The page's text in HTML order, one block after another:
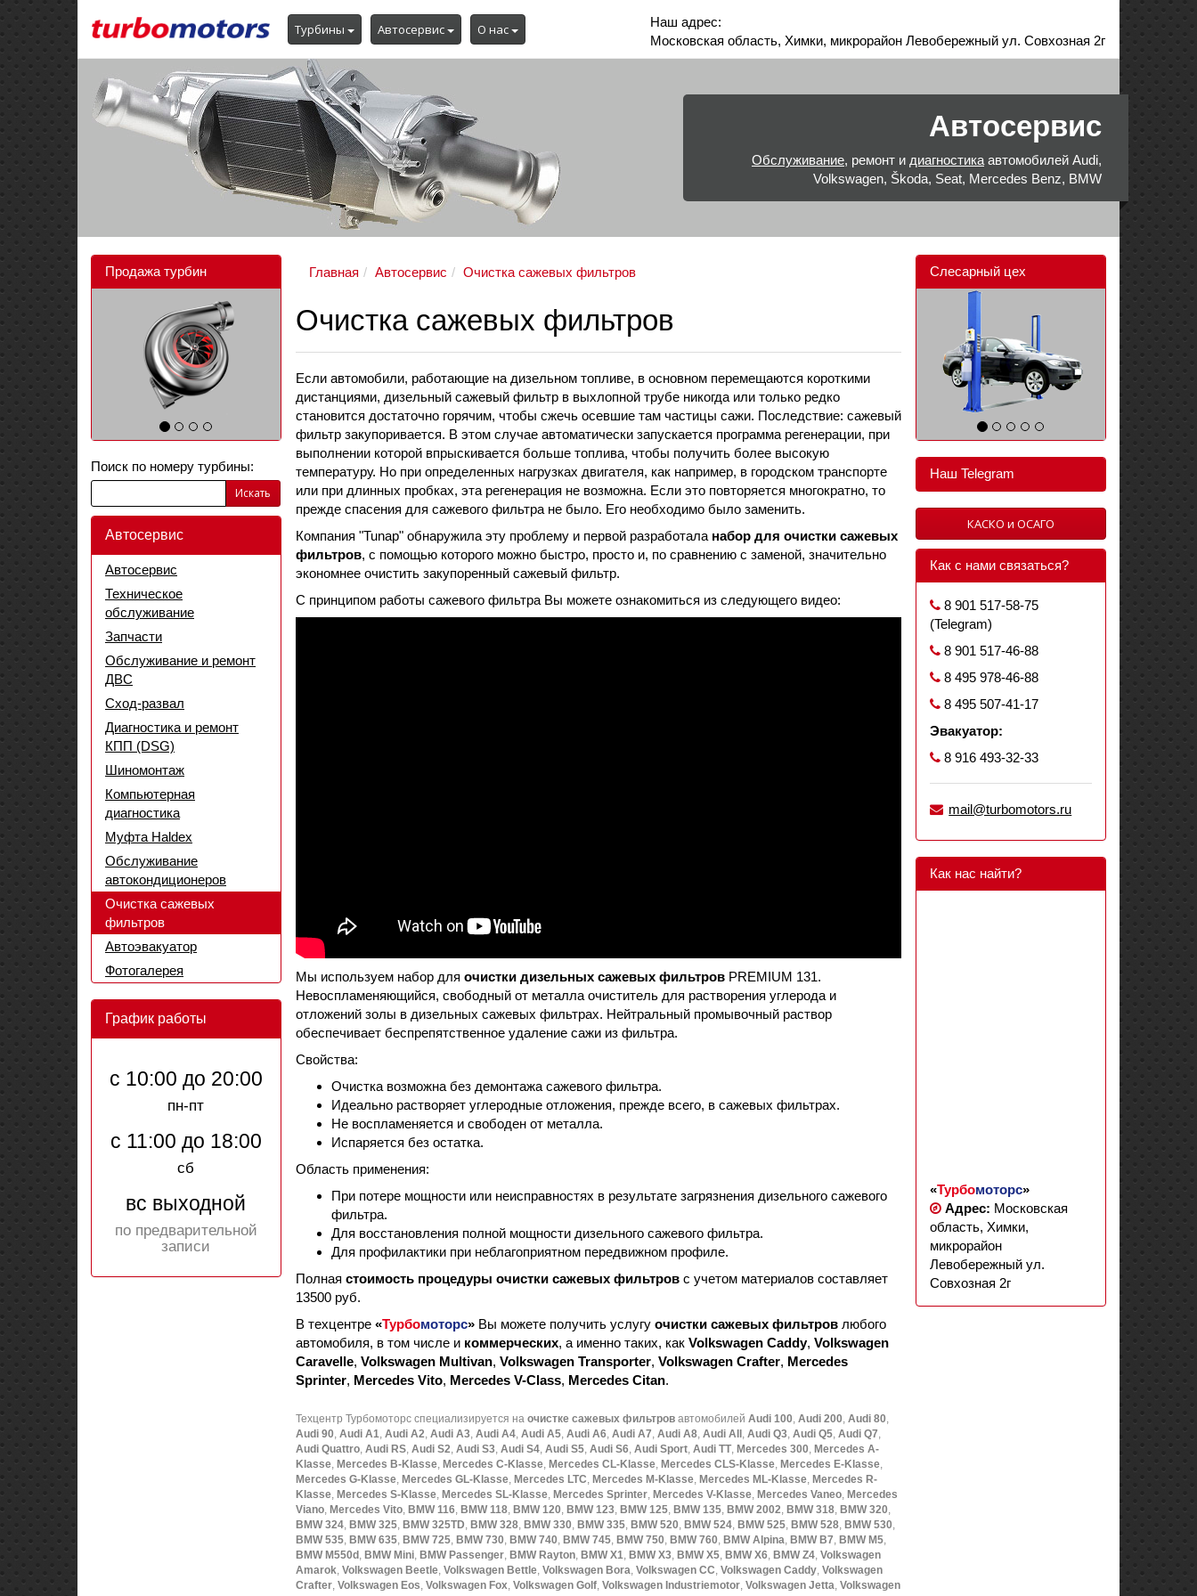
Турбины Автосервис О нас
Наш адрес:
Московская область, Химки, микрорайон Левобережный ул. Совхозная 2г
Автосервис
Обслуживание, ремонт и диагностика автомобилей Audi,
Volkswagen, Škoda, Seat, Mercedes Benz, BMW
Продажа турбин
Поиск по номеру турбины:
Искать
Автосервис
Автосервис
Техническое
обслуживание
Запчасти
Обслуживание и ремонт
ДВС
Сход-развал
Диагностика и ремонт
КПП (DSG)
Шиномонтаж
Компьютерная
диагностика
Муфта Haldex
Обслуживание
автокондиционеров
Очистка сажевых
фильтров
Автоэвакуатор
Фотогалерея
График работы
с 10:00 до 20:00
пн-пт
с 11:00 до 18:00
сб
вс выходной
по предварительной
записи
Главная Автосервис Очистка сажевых фильтров
Очистка сажевых фильтров
Если автомобили, работающие на дизельном топливе, в основном перемещаются короткими
дистанциями, дизельный сажевый фильтр в выхлопной трубе никогда или только редко
становится достаточно горячим, чтобы сжечь осевшие там частицы сажи. Последствие: сажевый
фильтр закупоривается. В этом случае автоматически запускается программа регенерации, при
выполнении которой впрыскивается больше топлива, чтобы получить более высокую
температуру. Но при определенных нагрузках двигателя, как например, в городском транспорте
или при длинных пробках, эта регенерация не возможна. Если это повторяется многократно, то
прежде спасения для сажевого фильтра не было. Его необходимо было заменить.
Компания "Tunap" обнаружила эту проблему и первой разработала набор для очистки сажевых
фильтров, с помощью которого можно быстро, просто и, по сравнению с заменой, значительно
экономнее очистить закупоренный сажевый фильтр.
С принципом работы сажевого фильтра Вы можете ознакомиться из следующего видео:
Мы используем набор для очистки дизельных сажевых фильтровPREMIUM 131.
Невоспламеняющийся, свободный от металла очиститель для растворения углерода и
отложений золы в дизельных сажевых фильтрах. Нейтральный промывочный раствор
обеспечивает беспрепятственное удаление сажи из фильтра.
Свойства:
Очистка возможна без демонтажа сажевого фильтра.
Идеально растворяет углеродные отложения, прежде всего, в сажевых фильтрах.
Не воспламеняется и свободен от металла.
Испаряется без остатка.
Область применения:
При потере мощности или неисправностях в результате загрязнения дизельного сажевого
фильтра.
Для восстановления полной мощности дизельного сажевого фильтра.
Для профилактики при неблагоприятном передвижном профиле.
Полная стоимость процедуры очистки сажевых фильтровс учетом материалов составляет
13500 руб.
В техцентре «Турбомоторс»Вы можете получить услугу очистки сажевых фильтровлюбого
автомобиля, в том числе и коммерческих, а именно таких, как Volkswagen Caddy, Volkswagen
Caravelle, Volkswagen Multivan, Volkswagen Transporter, Volkswagen Crafter, Mercedes
Sprinter, Mercedes Vito, Mercedes V-Class, Mercedes Citan.
Техцентр Турбомоторс специализируется на очистке сажевых фильтровавтомобилей Audi 100 Audi 200 Audi 80
Audi 90 Audi A1 Audi A2 Audi A3, Audi A4, Audi A5, Audi A6 Audi A7 Audi A8, Audi All, Audi Q3, Audi Q5, Audi Q7
Audi Quattro, Audi RS, Audi S2 Audi S3, Audi S4, Audi S5, Audi S6 Audi Sport, Audi TT, Mercedes 300 Mercedes A-
Klasse, Mercedes B-Klasse, Mercedes C-Klasse, Mercedes CL-Klasse, Mercedes CLS-Klasse, Mercedes E-Klasse,
Mercedes G-Klasse, Mercedes GL-Klasse, Mercedes LTC Mercedes M-Klasse, Mercedes ML-Klasse, Mercedes R-
Klasse, Mercedes S-Klasse, Mercedes SL-Klasse, Mercedes Sprinter, Mercedes V-Klasse, Mercedes Vaneo, Mercedes
Viano, Mercedes Vito, BMW 116 BMW 118, BMW 120 BMW 123, BMW 125, BMW 135, BMW 2002 BMW 318, BMW 320
BMW 324, BMW 325, BMW 325TD BMW 328, BMW 330 BMW 335, BMW 520 BMW 524, BMW 525, BMW 528, BMW 530
BMW 535, BMW 635, BMW 725, BMW 730 BMW 740 BMW 745, BMW 750 BMW 760 BMW Alpina BMW B7 BMW M5,
BMW M550d, BMW Mini, BMW Passenger, BMW Rayton, BMW X1 BMW X3, BMW X5, BMW X6 BMW Z4, Volkswagen
Amarok Volkswagen Beetle, Volkswagen Bettle, Volkswagen Bora Volkswagen CC Volkswagen Caddy, Volkswagen
Crafter, Volkswagen Eos Volkswagen Fox Volkswagen Golf, Volkswagen Industriemotor, Volkswagen Jetta Volkswagen
Слесарный цех
Наш Telegram
КАСКО и ОСАГО
Как с нами связаться?
8 901 517-58-75
(Telegram)
8 901 517-46-88
8 495 978-46-88
8 495 507-41-17
Эвакуатор:
8 916 493-32-33
mail@turbomotors.ru
Как нас найти?
«Турбомоторс»
Адрес: Московская
область, Химки,
микрорайон
Левобережный ул.
Совхозная 2г